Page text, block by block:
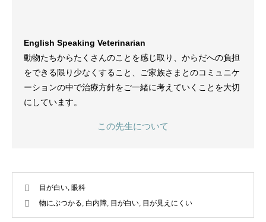
English Speaking Veterinarian
動物たちからたくさんのことを感じ取り、からだへの負担
をできる限り少なくすること、ご家族さまとのコミュニケ
ーションの中で治療方針をご一緒に考えていくことを大切
にしています。
この先生について
目が白い, 眼科
物にぶつかる, 白内障, 目が白い, 目が見えにくい